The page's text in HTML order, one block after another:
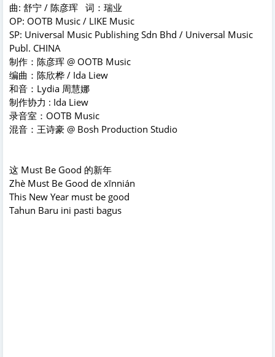
曲: 舒宁 / 陈彦珲 词：瑞业
OP: OOTB Music / LIKE Music
SP: Universal Music Publishing Sdn Bhd / Universal Music
Publ. CHINA
制作：陈彦珲 @ OOTB Music
编曲：陈欣桦 / Ida Liew
和音：Lydia 周慧娜
制作协力 : Ida Liew
录音室：OOTB Music
混音：王诗豪 @ Bosh Production Studio
这 Must Be Good 的新年
Zhè Must Be Good de xīnnián
This New Year must be good
Tahun Baru ini pasti bagus